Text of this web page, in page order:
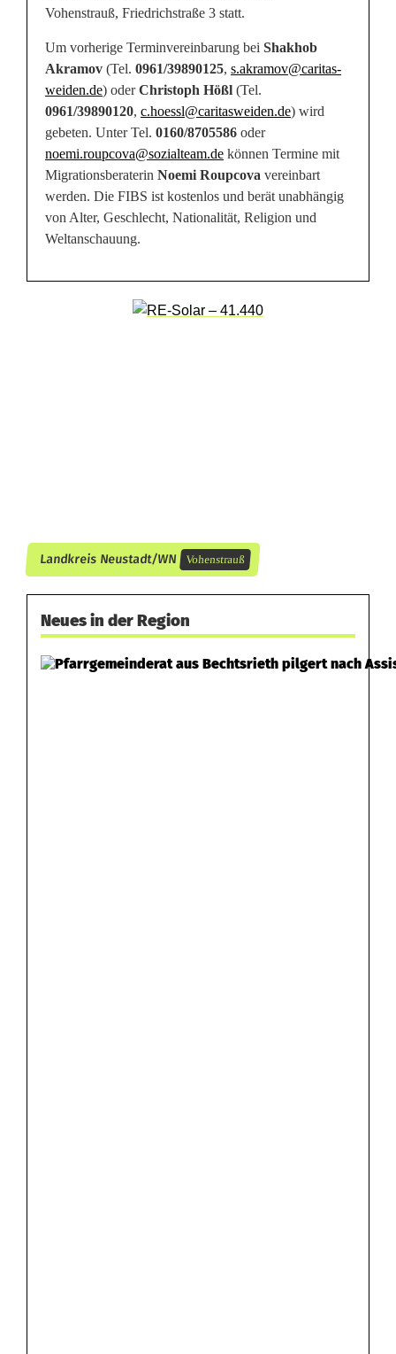
i
t
u
Vohenstrauß, Friedrichstraße 3 statt.
Um vorherige Terminvereinbarung bei Shakhob
Akramov (Tel. 0961/39890125, s.akramov@caritas-
weiden.de) oderChristoph Hößl (Tel.
0961/39890120, c.hoessl@caritasweiden.de) wird
gebeten. Unter Tel. 0160/8705586 oder
noemi.roupcova@sozialteam.de können Termine mit
Migrationsberaterin Noemi Roupcova vereinbart
werden. Die FIBS ist kostenlos und berät unabhängig
von Alter, Geschlecht, Nationalität, Religion und
Weltanschauung.
Landkreis Neustadt/WN Vohenstrauß
Neues in der Region